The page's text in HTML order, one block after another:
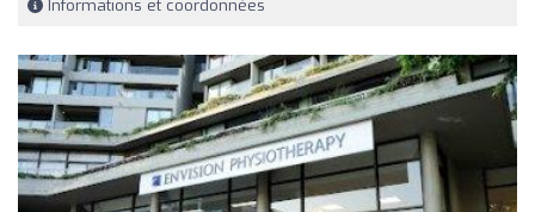
Informations et coordonnées